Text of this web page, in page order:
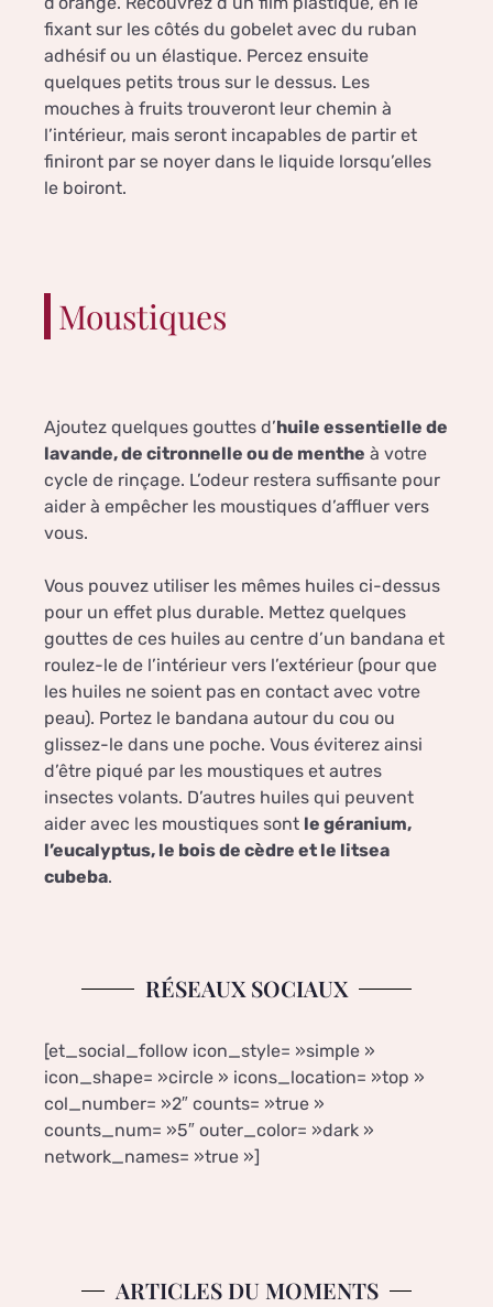
fixant sur les côtés du gobelet avec du ruban
adhésif ou un élastique. Percez ensuite
quelques petits trous sur le dessus. Les
mouches à fruits trouveront leur chemin à
l’intérieur, mais seront incapables de partir et
finiront par se noyer dans le liquide lorsqu’elles
le boiront.
Moustiques
Ajoutez quelques gouttes d’huile essentielle de
lavande, de citronnelle ou de menthe à votre
cycle de rinçage. L’odeur restera suffisante pour
aider à empêcher les moustiques d’affluer vers
vous.
Vous pouvez utiliser les mêmes huiles ci-dessus
pour un effet plus durable. Mettez quelques
gouttes de ces huiles au centre d’un bandana et
roulez-le de l’intérieur vers l’extérieur (pour que
les huiles ne soient pas en contact avec votre
peau). Portez le bandana autour du cou ou
glissez-le dans une poche. Vous éviterez ainsi
d’être piqué par les moustiques et autres
insectes volants. D’autres huiles qui peuvent
aider avec les moustiques sont le géranium,
l’eucalyptus, le bois de cèdre et le litsea
cubeba.
RÉSEAUX SOCIAUX
[et_social_follow icon_style= »simple »
icon_shape= »circle » icons_location= »top »
col_number= »2″ counts= »true »
counts_num= »5″ outer_color= »dark »
network_names= »true »]
ARTICLES DU MOMENTS